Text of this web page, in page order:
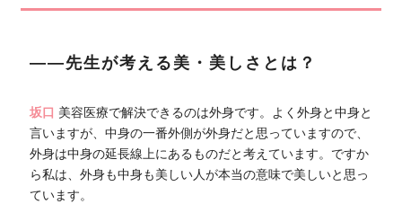
――先生が考える美・美しさとは？
坂口 美容医療で解決できるのは外身です。よく外身と中身と
言いますが、中身の一番外側が外身だと思っていますので、
外身は中身の延長線上にあるものだと考えています。ですか
ら私は、外身も中身も美しい人が本当の意味で美しいと思っ
ています。